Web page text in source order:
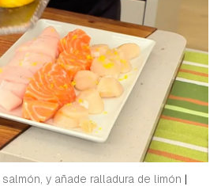
y añade ralladura de limón |